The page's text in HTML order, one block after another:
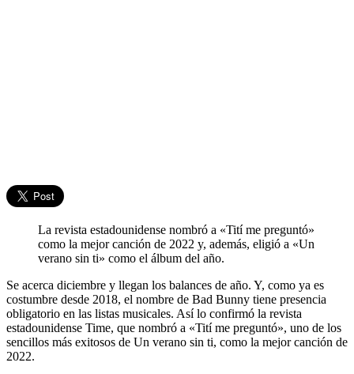
La revista estadounidense nombró a «Tití me preguntó»
como la mejor canción de 2022 y, además, eligió a «Un
verano sin ti» como el álbum del año.
Se acerca diciembre y llegan los balances de año. Y, como ya es
costumbre desde 2018, el nombre de Bad Bunny tiene presencia
obligatorio en las listas musicales. Así lo confirmó la revista
estadounidense Time, que nombró a «Tití me preguntó», uno de los
sencillos más exitosos de Un verano sin ti, como la mejor canción de
2022.